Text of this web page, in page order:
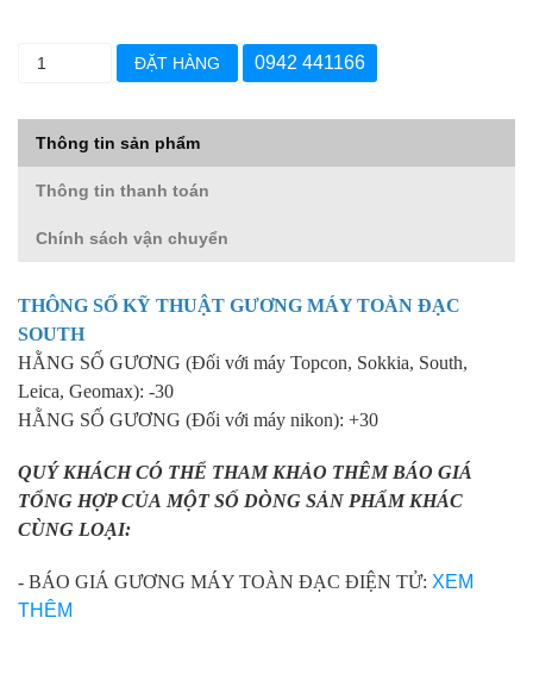
ĐẶT HÀNG 0942 441166
Thông tin sản phẩm
Thông tin thanh toán
Chính sách vận chuyển
THÔNG SỐ KỸ THUẬT GƯƠNG MÁY TOÀN ĐẠC
SOUTH
HẰNG SỐ GƯƠNG (Đối với máy Topcon, Sokkia, South,
Leica, Geomax): -30
HẰNG SỐ GƯƠNG (Đối với máy nikon): +30
QUÝ KHÁCH CÓ THỂ THAM KHẢO THÊM BÁO GIÁ
TỔNG HỢP CỦA MỘT SỐ DÒNG SẢN PHẨM KHÁC
CÙNG LOẠI:
- BÁO GIÁ GƯƠNG MÁY TOÀN ĐẠC ĐIỆN TỬ: XEM
THÊM